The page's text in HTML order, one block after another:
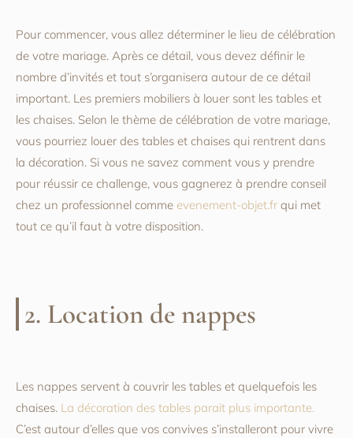
Pour commencer, vous allez déterminer le lieu de célébration
de votre mariage. Après ce détail, vous devez définir le
nombre d’invités et tout s’organisera autour de ce détail
important. Les premiers mobiliers à louer sont les tables et
les chaises. Selon le thème de célébration de votre mariage,
vous pourriez louer des tables et chaises qui rentrent dans
la décoration. Si vous ne savez comment vous y prendre
pour réussir ce challenge, vous gagnerez à prendre conseil
chez un professionnel comme evenement-objet.fr qui met
tout ce qu’il faut à votre disposition.
2. Location de nappes
Les nappes servent à couvrir les tables et quelquefois les
chaises. La décoration des tables parait plus importante.
C’est autour d’elles que vos convives s’installeront pour vivre